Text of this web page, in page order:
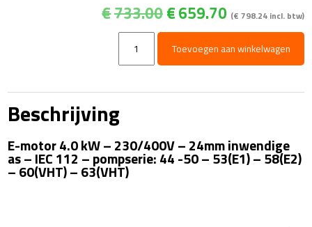
€733.00Oorspronkelijke
prijs
was:
€733.00.
€659.70 Huidige
prijs
is:
€659.70.
(€ 798.24incl. btw)
motor
4.0
230/400V
24mm
inwendige
as
Toevoegen aan winkelwagen
Beschrijving
E-motor 4.0 kW – 230/400V – 24mm inwendige
as – IEC 112 – pompserie: 44 -50 – 53(E1) – 58(E2)
– 60(VHT) – 63(VHT)